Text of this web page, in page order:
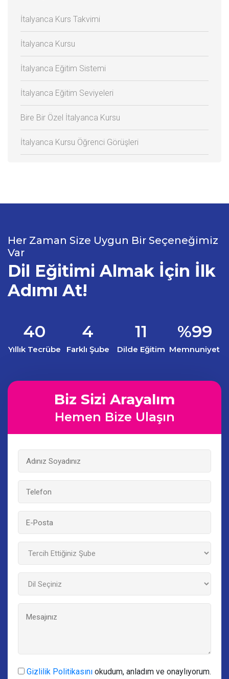
İtalyanca Kurs Takvimi
İtalyanca Kursu
İtalyanca Eğitim Sistemi
İtalyanca Eğitim Seviyeleri
Bire Bir Özel İtalyanca Kursu
İtalyanca Kursu Öğrenci Görüşleri
Her Zaman Size Uygun Bir Seçeneğimiz
Var
Dil Eğitimi Almak İçin İlk
Adımı At!
40
Yıllık Tecrübe
4
Farklı Şube
11
Dilde Eğitim
%99
Memnuniyet
Biz Sizi Arayalım
Hemen Bize Ulaşın
Gizlilik Politikasını okudum, anladım ve onaylıyorum.